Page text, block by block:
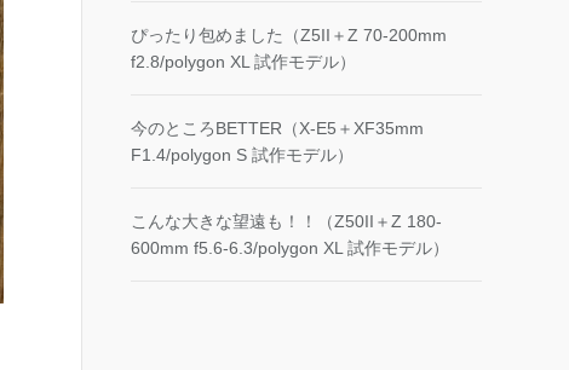
ぴったり包めました（Z5II＋Z 70-200mm
f2.8/polygon XL 試作モデル）
今のところBETTER（X-E5＋XF35mm
F1.4/polygon S 試作モデル）
こんな大きな望遠も！！（Z50II＋Z 180-
600mm f5.6-6.3/polygon XL 試作モデル）